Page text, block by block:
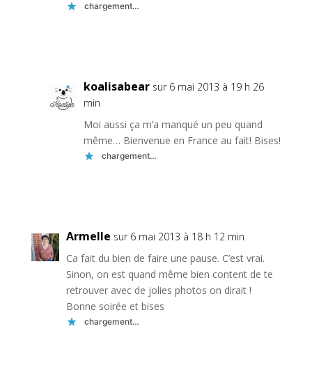
chargement…
koalisabear sur 6 mai 2013 à 19 h 26
min
Moi aussi ça m’a manqué un peu quand
même… Bienvenue en France au fait! Bises!
chargement…
Armelle sur 6 mai 2013 à 18 h 12 min
Ca fait du bien de faire une pause. C’est vrai.
Sinon, on est quand même bien content de te
retrouver avec de jolies photos on dirait !
Bonne soirée et bises
chargement…